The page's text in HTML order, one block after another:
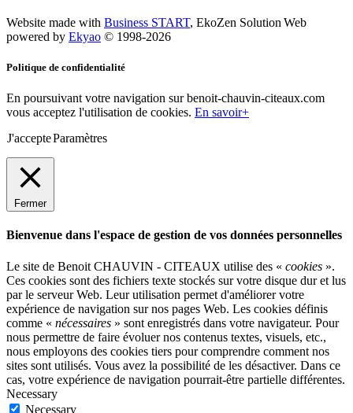
Website made with Business START, EkoZen Solution Web
powered by Ekyao © 1998-2026
Politique de confidentialité
En poursuivant votre navigation sur benoit-chauvin-citeaux.com
vous acceptez l'utilisation de cookies. En savoir+
J'accepteParamètres
Fermer
Bienvenue dans l'espace de gestion de vos données personnelles
Le site de Benoit CHAUVIN - CITEAUX utilise des « cookies ».
Ces cookies sont des fichiers texte stockés sur votre disque dur et lus
par le serveur Web. Leur utilisation permet d'améliorer votre
expérience de navigation sur nos pages Web. Les cookies définis
comme « nécessaires » sont enregistrés dans votre navigateur. Pour
nous permettre de faire évoluer nos contenus textes, visuels, etc.,
nous employons des cookies tiers pour comprendre comment nos
sites sont utilisés. Vous avez la possibilité de les désactiver. Dans ce
cas, votre expérience de navigation pourrait-être partielle différentes.
Necessary
Necessary